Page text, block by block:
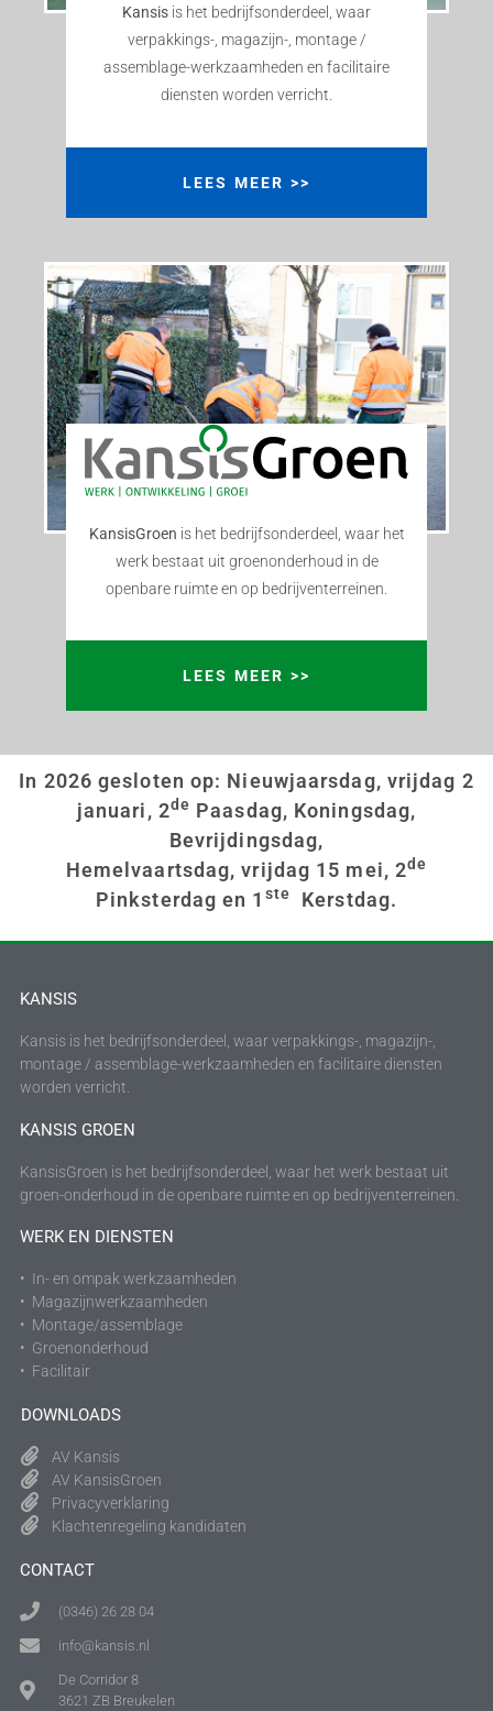
Kansis is het bedrijfsonderdeel, waar
verpakkings-, magazijn-, montage /
assemblage-werkzaamheden en facilitaire
diensten worden verricht.
LEES MEER >>
KansisGroen is het bedrijfsonderdeel, waar het
werk bestaat uit groenonderhoud in de
openbare ruimte en op bedrijventerreinen.
LEES MEER >>
In 2026 gesloten op: Nieuwjaarsdag, vrijdag 2
januari, 2de Paasdag, Koningsdag,
Bevrijdingsdag,
Hemelvaartsdag, vrijdag 15 mei, 2de
Pinksterdag en 1 ste Kerstdag.
KANSIS
Kansis is het bedrijfsonderdeel, waar verpakkings-, magazijn-,
montage / assemblage-werkzaamheden en facilitaire diensten
worden verricht.
KANSIS GROEN
KansisGroen is het bedrijfsonderdeel, waar het werk bestaat uit
groen-onderhoud in de openbare ruimte en op bedrijventerreinen.
WERK EN DIENSTEN
• In- en ompak werkzaamheden
• Magazijnwerkzaamheden
• Montage/assemblage
• Groenonderhoud
• Facilitair
DOWNLOADS
AV Kansis
AV KansisGroen
Privacyverklaring
Klachtenregeling kandidaten
CONTACT
(0346) 26 28 04
info@kansis.nl
De Corridor 8
3621 ZB Breukelen